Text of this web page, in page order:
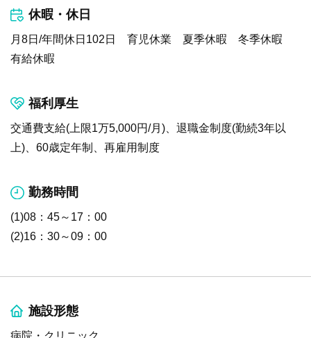
休暇・休日
月8日/年間休日102日 育児休業 夏季休暇 冬季休暇
有給休暇
福利厚生
交通費支給(上限1万5,000円/月)、退職金制度(勤続3年以
上)、60歳定年制、再雇用制度
勤務時間
(1)08：45～17：00
(2)16：30～09：00
施設形態
病院・クリニック